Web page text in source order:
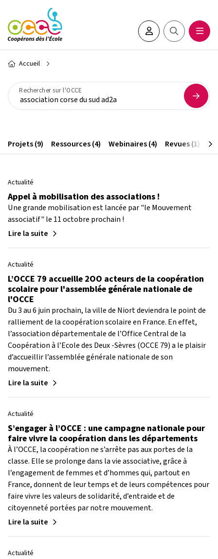
Aller au contenu principal
Espace adhérent•e
Rechercher
Fil d'Ariane
Accueil
Rechercher sur l'OCCE
Projets (9) Ressources (4) Webinaires (4) Revues (1)
Actualité
Appel à mobilisation des associations !
Une grande mobilisation est lancée par "le Mouvement
associatif" le 11 octobre prochain !
Lire la suite
Actualité
L’OCCE 79 accueille 2OO acteurs de la coopération
scolaire pour l'assemblée générale nationale de
l'OCCE
Du 3 au 6 juin prochain, la ville de Niort deviendra le point de
ralliement de la coopération scolaire en France. En effet,
l’association départementale de l’Office Central de la
Coopération à l’Ecole des Deux -Sèvres (OCCE 79) a le plaisir
d’accueillir l’assemblée générale nationale de son
mouvement.
Lire la suite
Actualité
S’engager à l’OCCE : une campagne nationale pour
faire vivre la coopération dans les départements
À l’OCCE, la coopération ne s’arrête pas aux portes de la
classe. Elle se prolonge dans la vie associative, grâce à
l’engagement de femmes et d’hommes qui, partout en
France, donnent de leur temps et de leurs compétences pour
faire vivre les valeurs de solidarité, d’entraide et de
citoyenneté portées par notre mouvement.
Lire la suite
Actualité